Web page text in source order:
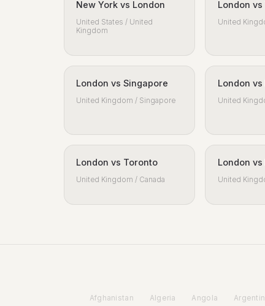
New York vs London
United States / United
Kingdom
London vs
United
London vs Singapore
United Kingdom / Singapore
London vs
United
London vs Toronto
United Kingdom / Canada
London vs
United
Afghanistan Algeria Angola